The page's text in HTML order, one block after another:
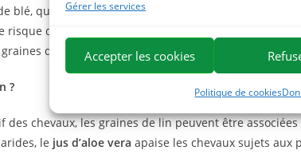
Gérer les services
Accepter les cookies
Politique de cookies
blé, qui possède des propriétés digestives très
de coliques et facilite le transit. Il maintient
grainesde lin dont il va maximiser les propriétés
?
chevaux, les graines de lin peuvent être
le jus d’aloe vera apaise les chevaux sujets